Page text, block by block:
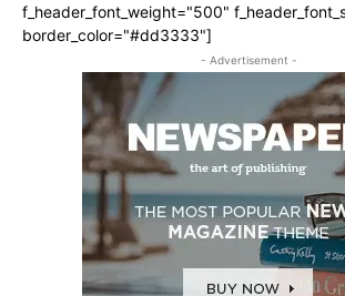
f_header_font_weight="500"
border_color="#dd3333"]
- Advertisement -